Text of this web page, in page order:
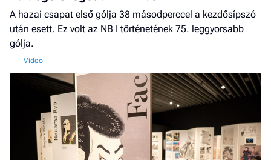
A hazai csapat első gólja 38 másodperccel a kezdősípszó
után esett. Ez volt az NB I történetének 75. leggyorsabb
gólja.